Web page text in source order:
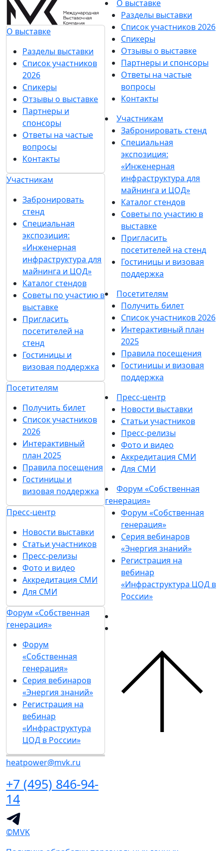
О выставке
Разделы выставки
Список участников
2026
Спикеры
Отзывы о выставке
Партнеры и
спонсоры
Ответы на частые
вопросы
Контакты
Участникам
Забронировать
стенд
Специальная
экспозиция:
«Инженерная
инфраструктура для
майнинга и ЦОД»
Каталог стендов
Советы по участию в
выставке
Пригласить
посетителей на
стенд
Гостиницы и
визовая поддержка
Посетителям
Получить билет
Список участников
2026
Интерактивный
план 2025
Правила посещения
Гостиницы и
визовая поддержка
Пресс-центр
Новости выставки
Статьи участников
Пресс-релизы
Фото и видео
Аккредитация СМИ
Для СМИ
Форум «Собственная
генерация»
Форум
«Собственная
генерация»
Серия вебинаров
«Энергия знаний»
Регистрация на
вебинар
«Инфраструктура
ЦОД в России»
heatpower@mvk.ru
+7 (495) 846-94-
14
О выставке
Разделы выставки
Список участников 2026
Спикеры
Отзывы о выставке
Партнеры и спонсоры
Ответы на частые
вопросы
Контакты
Участникам
Забронировать стенд
Специальная
экспозиция:
«Инженерная
инфраструктура для
майнинга и ЦОД»
Каталог стендов
Советы по участию в
выставке
Пригласить
посетителей на стенд
Гостиницы и визовая
поддержка
Посетителям
Получить билет
Список участников 2026
Интерактивный план
2025
Правила посещения
Гостиницы и визовая
поддержка
Пресс-центр
Новости выставки
Статьи участников
Пресс-релизы
Фото и видео
Аккредитация СМИ
Для СМИ
Форум «Собственная
генерация»
Форум «Собственная
генерация»
Серия вебинаров
«Энергия знаний»
Регистрация на
вебинар
«Инфраструктура ЦОД в
России»
©MVK